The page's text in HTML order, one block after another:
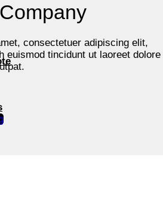
consectetuer adipiscing elit,
euismod tincidunt ut laoreet dolore